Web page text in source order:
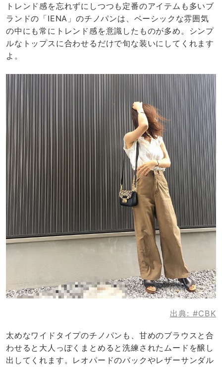
トレンド感を忘れずにしつつも定番のアイテムも多いブ
ランドの「IENA」のチノパンは、ベーシックな雰囲気
の中にも常にトレンド感を意識したものが多め。シンプ
ルなトップスに合わせるだけで旬な装いにしてくれます
よ。
出典: #CBK
太めなワイドタイプのチノパンも、甘めのブラウスと合
わせると大人っぽくまとめると洗練されたムードを醸し
出してくれます。レオパードのバックやレザーサンダル